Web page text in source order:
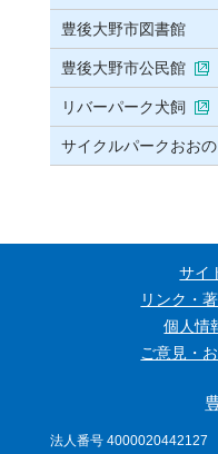
豊後大野市図書館
豊後大野市公民館
リバーパーク犬飼
サイクルパークおおの
サイ
リンク・
個人情
ご意見・
法人番号 4000020442127